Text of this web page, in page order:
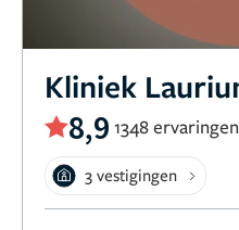
Kliniek
8,9 1348 ervaringen
3 vestigingen